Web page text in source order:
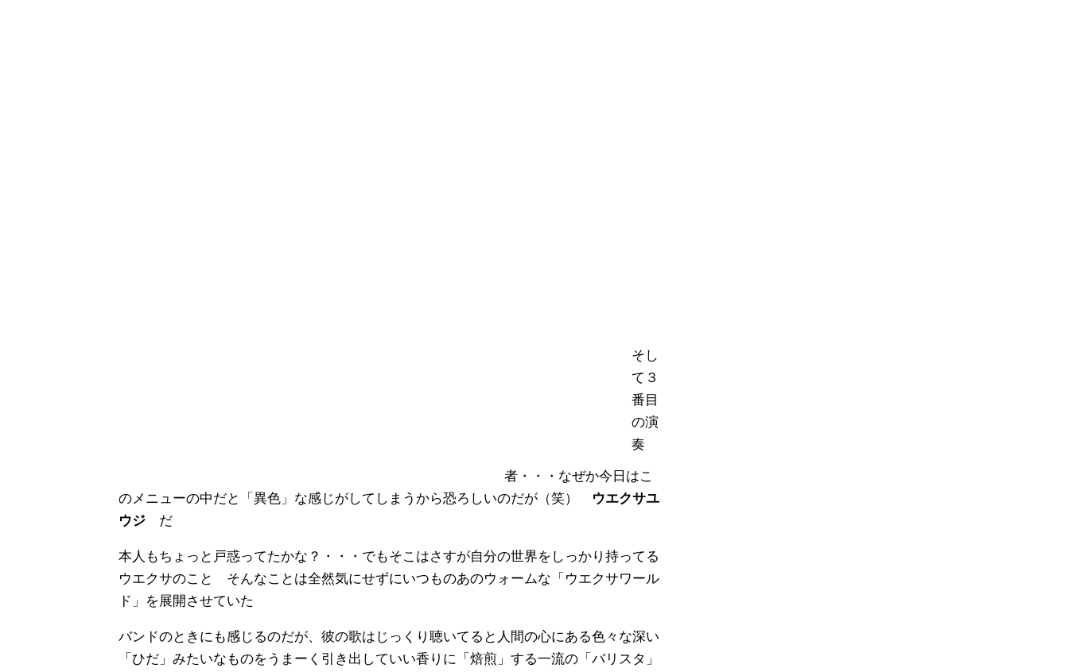
そし
て３
番目
の演
奏
者・・・なぜか今日はこ
のメニューの中だと「異色」な感じがしてしまうから恐ろしいのだが（笑）
ウエクサユ
ウジ だ
本人もちょっと戸惑ってたかな？・・・でもそこはさすが自分の世界をしっかり持ってる
ウエクサのこと そんなことは全然気にせずにいつものあのウォームな「ウエクサワール
ド」を展開させていた
バンドのときにも感じるのだが、彼の歌はじっくり聴いてると人間の心にある色々な深い
「ひだ」みたいなものをうまーく引き出していい香りに「焙煎」する一流の「バリスタ」